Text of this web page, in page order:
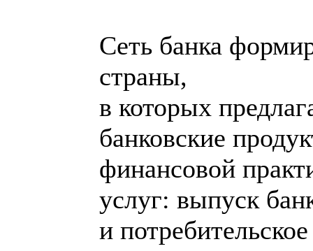
Сеть банка
страны,
в которых
банковские
финансовой
услуг: выпуск
и